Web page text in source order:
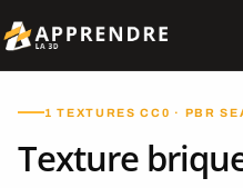
1 TEXTURES CC0 · PBR
Texture